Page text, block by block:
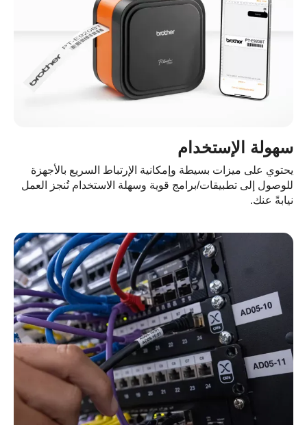
الإستخدام
على ميزات بسيطة وإمكانية الإرتباط السريع بالأجهزة
إلى تطبيقات/برامج قوية وسهلة الاستخدام تُنجز العمل
عنك.